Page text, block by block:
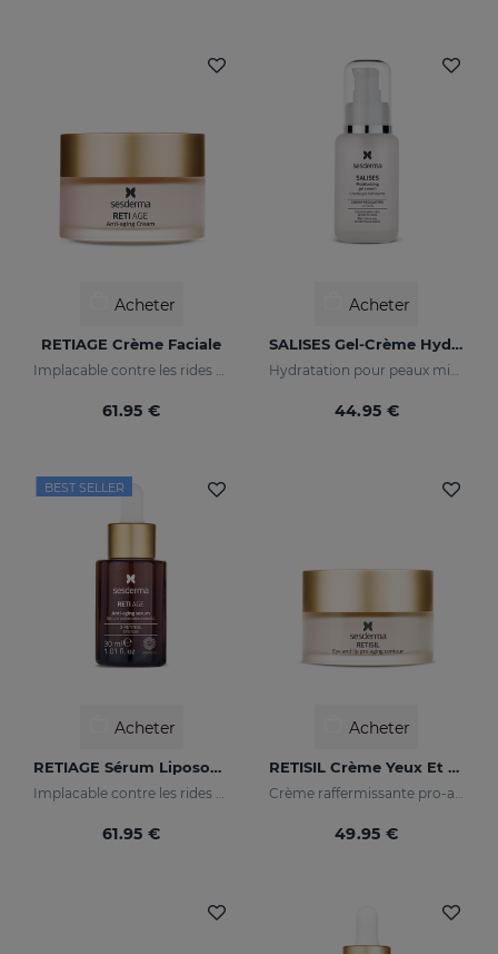
Acheter
RETIAGE Crème Faciale
61.95 €
Acheter
SALISES Gel-Crème Hydratant
44.95 €
BEST SELLER
Acheter
RETIAGE Sérum Liposomal
61.95 €
Acheter
RETISIL Crème Yeux Et Lèvres
49.95 €